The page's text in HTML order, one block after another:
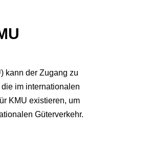
kann der Zugang zu
im internationalen
KMU existieren, um
Güterverkehr.